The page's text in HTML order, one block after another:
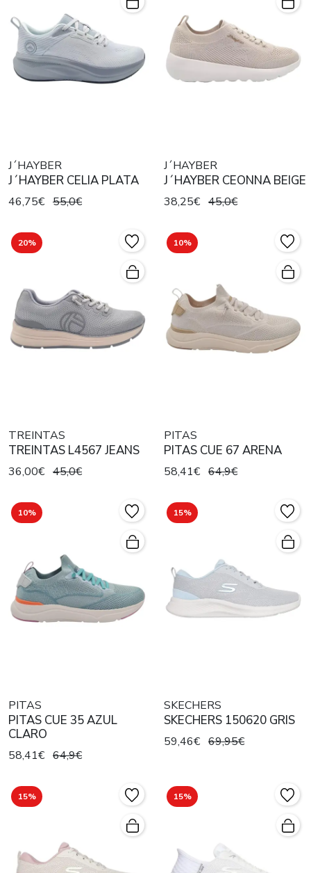
J´HAYBER
J´HAYBER CELIA PLATA
46,75€ 55,0€
J´HAYBER
J´HAYBER CEONNA BEIGE
38,25€ 45,0€
20%
TREINTAS
TREINTAS L4567 JEANS
36,00€ 45,0€
10%
PITAS
PITAS CUE 67 ARENA
58,41€ 64,9€
10%
PITAS
PITAS CUE 35 AZUL
CLARO
58,41€ 64,9€
15%
SKECHERS
SKECHERS 150620 GRIS
59,46€ 69,95€
15% 15%